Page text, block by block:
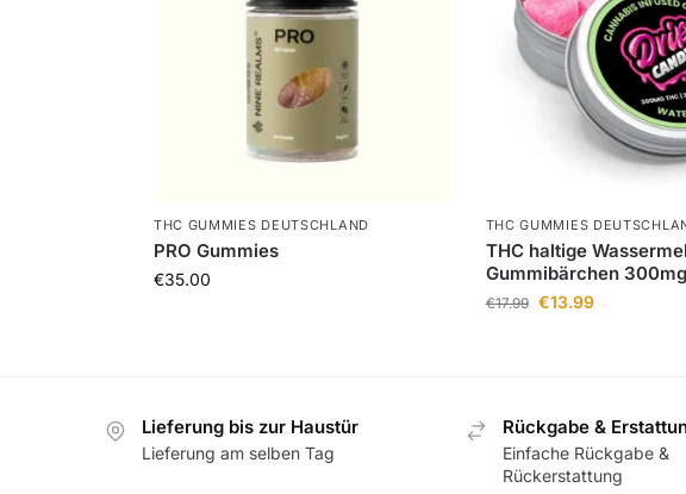
THC GUMMIES DEUTSCHLAND
PRO Gummies
€35.00
THC GUMMIES
THC haltige
Gummibärchen
€17.99 €13.99
Lieferung bis zur Haustür
Lieferung am selben Tag
Rückgabe &
Einfache Rückgabe &
Rückerstattung